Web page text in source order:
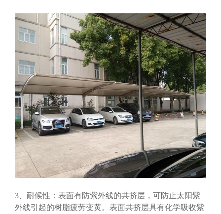
3、耐候性：表面有防紫外线的共挤层，可防止太阳紫
外线引起的树脂疲劳变黄。表面共挤层具有化学吸收紫